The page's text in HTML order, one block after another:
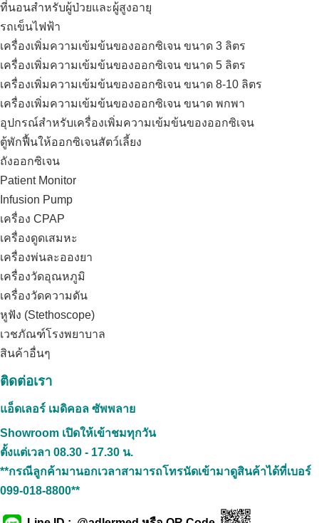
ที่นอนสำหรับผู้ป่วยและผู้สูงอายุ
รถเข็นไฟฟ้า
เครื่องเพิ่มความเข้มข้นของออกซิเจน ขนาด 3 ลิตร
เครื่องเพิ่มความเข้มข้นของออกซิเจน ขนาด 5 ลิตร
เครื่องเพิ่มความเข้มข้นของออกซิเจน ขนาด 8-10 ลิตร
เครื่องเพิ่มความเข้มข้นของออกซิเจน ขนาด พกพา
อุปกรณ์สำหรับเครื่องเพิ่มความเข้มข้นของออกซิเจน
ตู้พักฟื้นให้ออกซิเจนสัตว์เลี้ยง
ถังออกซิเจน
Patient Monitor
Infusion Pump
เครื่อง CPAP
เครื่องดูดเสมหะ
เครื่องพ่นละอองยา
เครื่องวัดอุณหภูมิ
เครื่องวัดความดัน
หูฟัง (Stethoscope)
เวชภัณฑ์โรงพยาบาล
สินค้าอื่นๆ
ติดต่อเรา
แอ็ดเลอร์ เมดิคอล ซัพพลาย
Showroom เปิดให้เข้าชมทุกวัน
ตั้งแต่เวลา 08.30 - 17.30 น.
**กรณีลูกค้ามานอกเวลาสามารถโทรนัดเข้ามาดูสินค้าได้ที่เบอร์
099-018-8800**